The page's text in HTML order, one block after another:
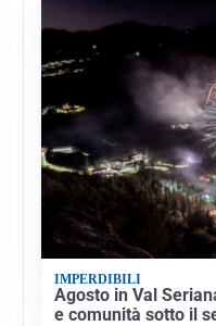
IMPERDIBILI
Agosto in Val
e comunità sotto il